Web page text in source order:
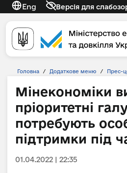
Eng Версія для
Головна / Додаткове меню / Прес-
Мінекономіки
пріоритетні
потребують
підтримки під
01.04.2022 | 22:35